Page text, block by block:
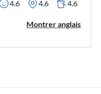
4.6 4.6 4.6
Montrer anglais